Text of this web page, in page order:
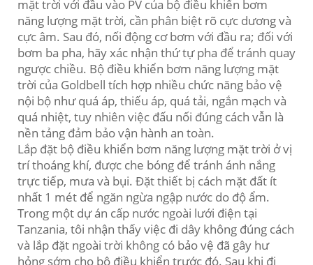
mặt trời với đầu vào PV của bộ điều khiển bơm
năng lượng mặt trời, cần phân biệt rõ cực dương và
cực âm. Sau đó, nối động cơ bơm với đầu ra; đối với
bơm ba pha, hãy xác nhận thứ tự pha để tránh quay
ngược chiều. Bộ điều khiển bơm năng lượng mặt
trời của Goldbell tích hợp nhiều chức năng bảo vệ
nội bộ như quá áp, thiếu áp, quá tải, ngắn mạch và
quá nhiệt, tuy nhiên việc đấu nối đúng cách vẫn là
nền tảng đảm bảo vận hành an toàn.
Lắp đặt bộ điều khiển bơm năng lượng mặt trời ở vị
trí thoáng khí, được che bóng để tránh ánh nắng
trực tiếp, mưa và bụi. Đặt thiết bị cách mặt đất ít
nhất 1 mét để ngăn ngừa ngập nước do độ ẩm.
Trong một dự án cấp nước ngoài lưới điện tại
Tanzania, tôi nhận thấy việc đi dây không đúng cách
và lắp đặt ngoài trời không có bảo vệ đã gây hư
hỏng sớm cho bộ điều khiển trước đó. Sau khi đi